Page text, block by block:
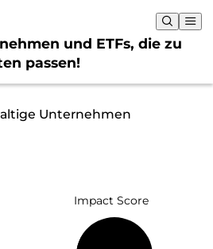
und ETFs, die zu
passen!
Unternehmen
Impact Score